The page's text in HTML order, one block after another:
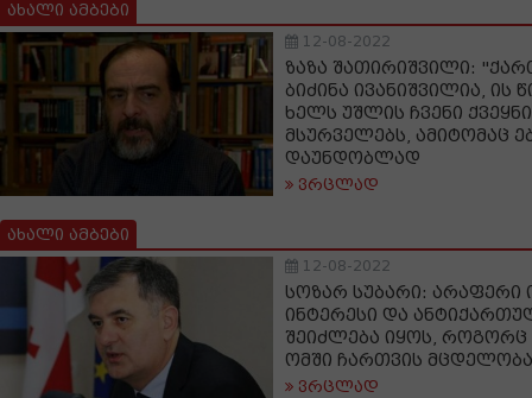
ახალი ამბები
12-08-2022
ზაზა შათირიშვილი:
ბიძინა ივანიშვილია,
ხელს უშლის ჩვენი
მსურველებს, ამიტომაც
დაუნდობლად
ვრცლად
ახალი ამბები
12-08-2022
სოზარ სუბარი: არაფერი
ინტერესი და
შეიძლება იყოს,
ომში ჩართვის მცდელობა
ვრცლად